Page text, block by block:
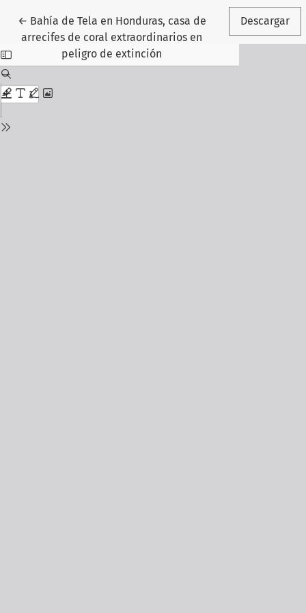
← Volver a los detalles del artículo
Bahía de Tela en Honduras, casa de
arrecifes de coral extraordinarios en
peligro de extinción
Descargar